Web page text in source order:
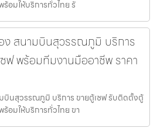
อมให้บริการทั่วไทย รั
ง สนามบินสุวรรณภูมิ บริการ
ฟ พร้อมทีมงานมืออาชีพ ราคา
บินสุวรรณภูมิ บริการ ขายตู้เซฟ รับติดตั้งตู้
อมให้บริการทั่วไทย ขา